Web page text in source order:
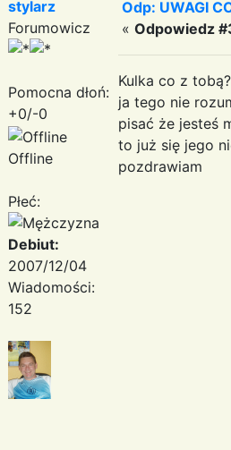
stylarz
Forumowicz
Pomocna dłoń:
+0/-0
Offline
Płeć:
Debiut:
2007/12/04
Wiadomości:
152
Odp: UWAGI
« Odpowiedz
Kulka co z
ja tego nie
pisać że jesteś
to już się jego
pozdrawiam